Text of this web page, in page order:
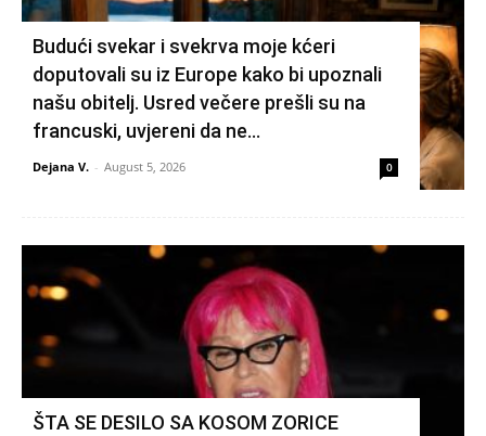
Budući svekar i svekrva moje kćeri
doputovali su iz Europe kako bi upoznali
našu obitelj. Usred večere prešli su na
francuski, uvjereni da ne...
Dejana V. - August 5, 2026 0
ŠTA SE DESILO SA KOSOM ZORICE